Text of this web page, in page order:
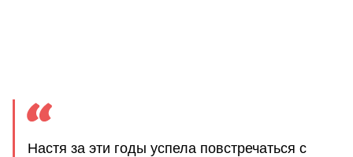
Настя за эти годы успела повстречаться с